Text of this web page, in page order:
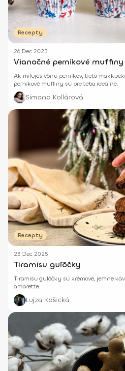
Recepty
26 Dec 2025
Vianočné perníkové muffiny
Ak miluješ vôňu perníkov, tieto
perníkové muffiny sú pre teba ideálne.
Simona Kollárová
Recepty
23 Dec 2025
Tiramisu guľôčky
Tiramisu guľôčky sú krémové, jemne
amarette.
Lujza Kašická